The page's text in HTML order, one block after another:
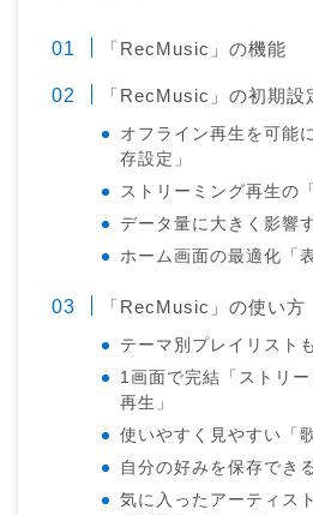
「RecMusic」の機能
「RecMusic」の初期設
オフライン再生を可能
存設定」
ストリーミング再生の
データ量に大きく影響
ホーム画面の最適化「
「RecMusic」の使い方
テーマ別プレイリスト
1画面で完結「ストリ
再生」
使いやすく見やすい「
自分の好みを保存でき
気に入ったアーティス